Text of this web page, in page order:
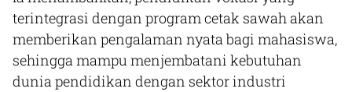
terintegrasi dengan program cetak sawah akan
memberikan pengalaman nyata bagi mahasiswa,
sehingga mampu menjembatani kebutuhan
dunia pendidikan dengan sektor industri